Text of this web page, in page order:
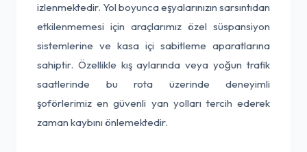
izlenmektedir. Yol boyunca eşyalarınızın sarsıntıdan
etkilenmemesi için araçlarımız özel süspansiyon
sistemlerine ve kasa içi sabitleme aparatlarına
sahiptir. Özellikle kış aylarında veya yoğun trafik
saatlerinde bu rota üzerinde deneyimli
şoförlerimiz en güvenli yan yolları tercih ederek
zaman kaybını önlemektedir.